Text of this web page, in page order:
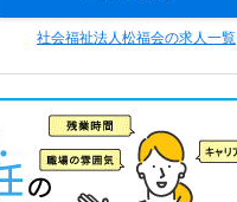
社会福祉法人松福会の求人一覧